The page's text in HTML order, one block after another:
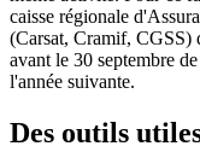
caisse régionale
(Carsat, Cramif, CGSS)
avant le 30 septembre
l'année suivante.
Des outils